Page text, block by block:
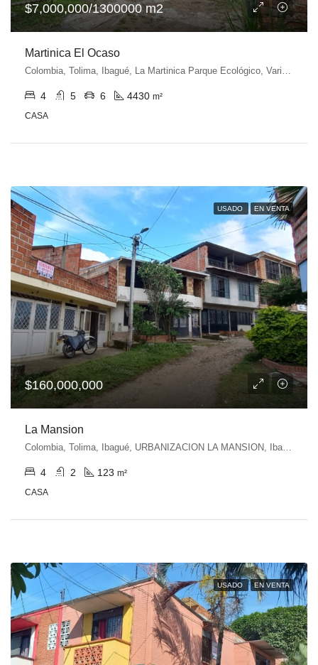
$7,000,000/1300000 m2
Martinica El Ocaso
4 5 6 4430 m²
CASA
USADO EN VENTA
$160,000,000
La Mansion
Colombia, Tolima, Ibagué, URBANIZACION LA MANSION, Ibagué, Tolima, Colombia
4 2 123 m²
CASA
USADO EN VENTA